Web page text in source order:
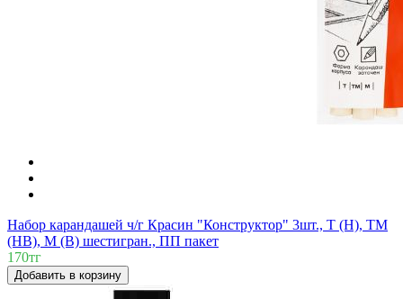
Набор карандашей ч/г Красин "Конструктор" 3шт., Т (H), ТМ
(HB), М (B) шестигран., ПП пакет
170тг
Добавить в корзину